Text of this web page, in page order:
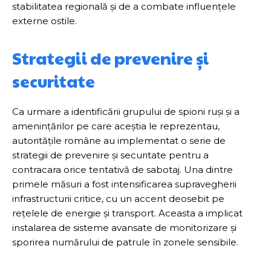
stabilitatea regională și de a combate influențele
externe ostile.
Strategii de prevenire și
securitate
Ca urmare a identificării grupului de spioni ruși și a
amenințărilor pe care aceștia le reprezentau,
autoritățile române au implementat o serie de
strategii de prevenire și securitate pentru a
contracara orice tentativă de sabotaj. Una dintre
primele măsuri a fost intensificarea supravegherii
infrastructurii critice, cu un accent deosebit pe
rețelele de energie și transport. Aceasta a implicat
instalarea de sisteme avansate de monitorizare și
sporirea numărului de patrule în zonele sensibile.